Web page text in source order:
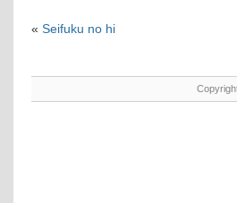
« Seifuku no hi